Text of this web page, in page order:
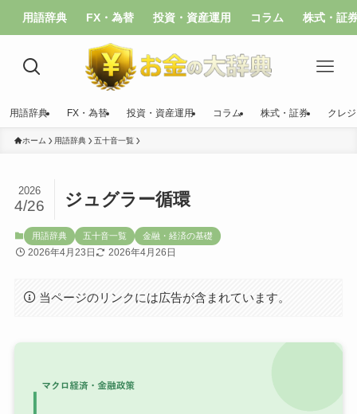
用語辞典 FX・為替 投資・資産運用 コラム 株式・証
用語辞典 FX・為替 投資・資産運用 コラム 株式・証券 クレ
ホーム 用語辞典 五十音一覧
ジュグラー循環
2026
4/26
用語辞典 五十音一覧 金融・経済の基礎
2026年4月23日 2026年4月26日
当ページのリンクには広告が含まれています。